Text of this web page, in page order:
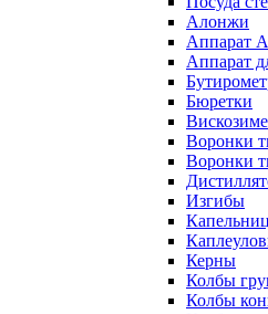
Алонжи
Аппарат
Аппарат
Бюретки
Воронки
Воронки
Изгибы
Керны
Колбы
Колбы